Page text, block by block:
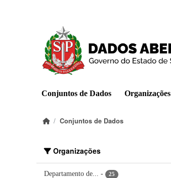
Conjuntos de Dados Organizações
Conjuntos de Dados
Organizações
Departamento de... - 25